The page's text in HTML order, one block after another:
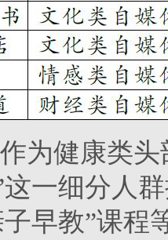
为健康类
一细分人
子早教”课